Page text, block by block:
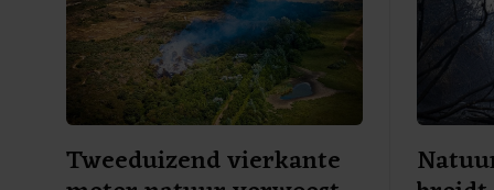
Tweeduizend vierkante